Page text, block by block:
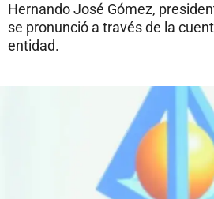
Hernando José Gómez,
se pronunció a través de la
entidad.